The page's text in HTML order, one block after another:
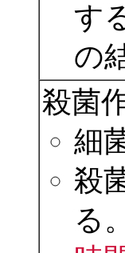
す
の
殺菌
細
殺
る。